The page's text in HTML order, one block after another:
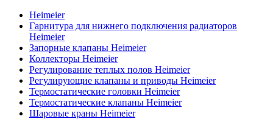
Heimeier
Гарнитура для нижнего подключения радиаторов
Heimeier
Запорные клапаны Heimeier
Коллекторы Heimeier
Регулирование теплых полов Heimeier
Регулирующие клапаны и приводы Heimeier
Термостатические головки Heimeier
Термостатические клапаны Heimeier
Шаровые краны Heimeier